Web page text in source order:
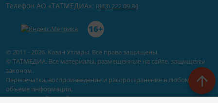
© 2011 - 2026. Казан Утлары. Все права защищены.
© ТАТМЕДИА. Все материалы, размещенные на сайте, защищены
законом.
Перепечатка, воспроизведение и распространение в любом
объеме информации,
размещенной на сайте, возможна только с письменного согласия
Телефон АО «ТАТМЕДИА»: (843) 222 09 84
16+